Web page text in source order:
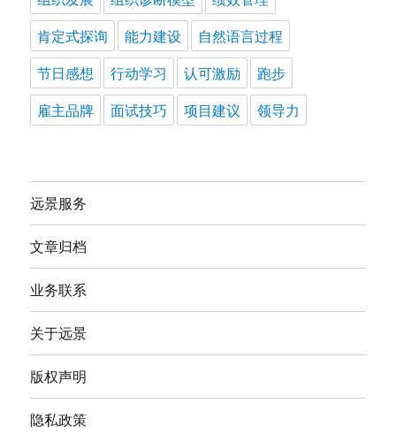
肯定式探询
能力建设
自然语言过程
节日感想
行动学习 认可激励
跑步
雇主品牌
面试技巧 项目建议 领导力
远景服务
文章归档
业务联系
关于远景
版权声明
隐私政策